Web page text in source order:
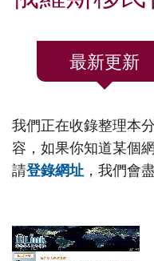
最新更新
我們正在收錄整理本
容，如果你知道某個
請登錄網址 ，我們會